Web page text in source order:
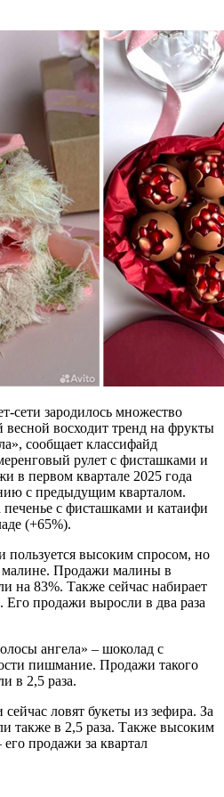
сети зародилось множество
восходит тренд на фрукты
сообщает классифайд
рулет с фисташками и
в первом квартале 2025 года
с предыдущим кварталом.
с фисташками и катаифи
(+65%).
пользуется высоким спросом, но
малине. Продажи малины в
на 83%. Также сейчас набирает
Его продажи выросли в два раза
ангела» – шоколад с
пишмание. Продажи такого
в 2,5 раза.
ловят букеты из зефира. За
также в 2,5 раза. Также высоким
продажи за квартал